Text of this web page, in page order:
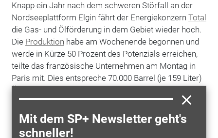
Mit dem SP+ Newsletter geht's
schneller!
Knapp ein Jahr nach dem schweren Störfall an der
Nordseeplattform Elgin fährt der Energiekonzern Total
die Gas- und Ölförderung in dem Gebiet wieder hoch.
Die Produktion habe am Wochenende begonnen und
werde in Kürze 50 Prozent des Potenzials erreichen,
teilte das französische Unternehmen am Montag in
Paris mit. Dies entspreche 70.000 Barrel (je 159 Liter)
Das ursprüngliche Produktionsniveau in dem rund 240
Kilometer östlich von Aberdeen gelegenen Gebiet